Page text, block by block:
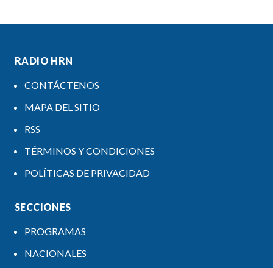
RADIO HRN
CONTÁCTENOS
MAPA DEL SITIO
RSS
TÉRMINOS Y CONDICIONES
POLÍTICAS DE PRIVACIDAD
SECCIONES
PROGRAMAS
NACIONALES